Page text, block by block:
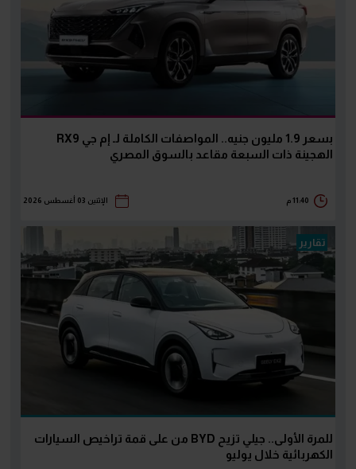
بسعر 1.9 مليون جنيه.. المواصفات الكاملة لـ إم جي RX9
الهجينة ذات السبعة مقاعد بالسوق المصري
11:40 م الإثنين 03 أغسطس 2026
تقارير
للمرة الأولى.. جيلي تزيح BYD من على قمة تراخيص السيارات
الكهربائية خلال يوليو